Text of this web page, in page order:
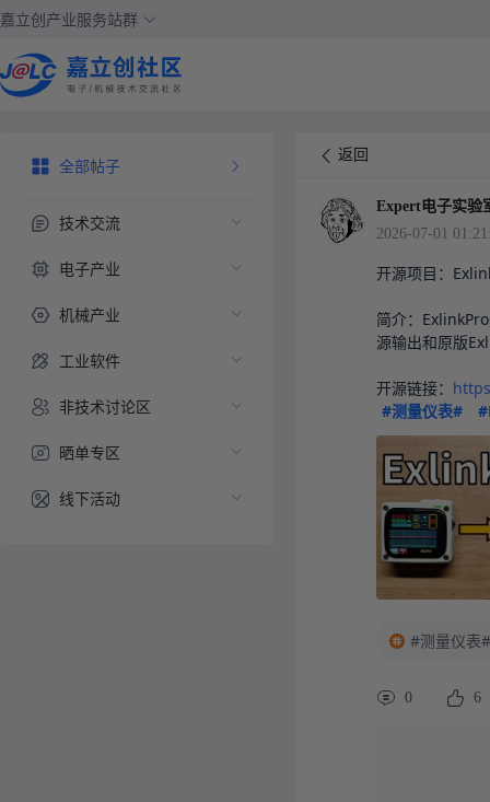
嘉立创产业服务站群
全部帖子
技术交流
电子产业
机械产业
工业软件
非技术讨论区
晒单专区
线下活动
返回
Expert电子实验
2026-07-01
开源项目：
简介：
源输出和原版
开源链接：
#测量仪表#
#测量仪表#
0 6